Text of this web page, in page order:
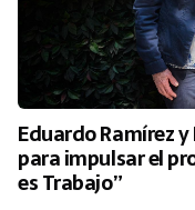
Eduardo Ramírez y
para impulsar el
es Trabajo”